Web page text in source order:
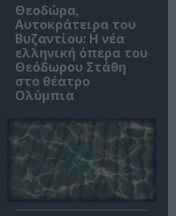
Θεοδώρα,
Αυτοκράτειρα του
Βυζαντίου: Η νέα
ελληνική όπερα του
Θεόδωρου Στάθη
στο θέατρο
Ολύμπια